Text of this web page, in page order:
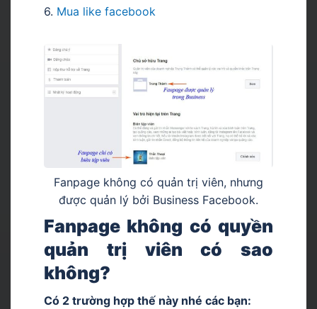
6. Mua like facebook
Fanpage không có quản trị viên, nhưng
được quản lý bởi Business Facebook.
Fanpage không có quyền
quản trị viên có sao
không?
Có 2 trường hợp thế này nhé các bạn: